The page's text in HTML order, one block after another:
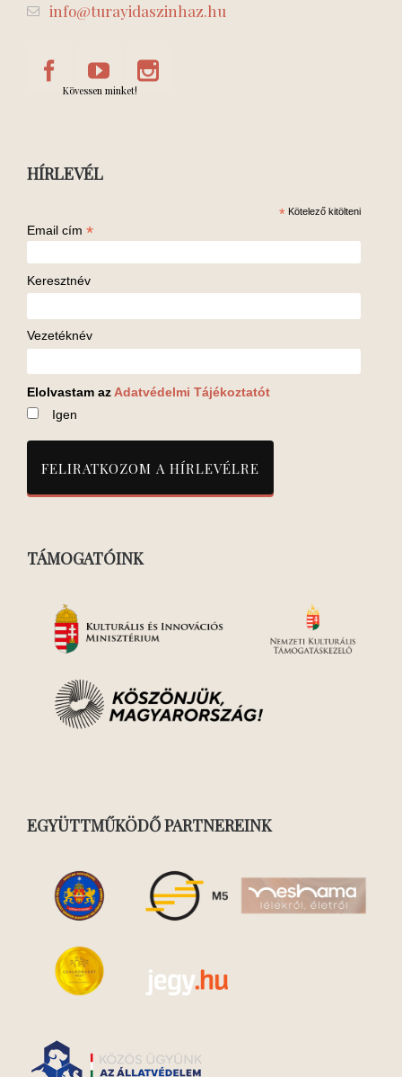
info@turayidaszinhaz.hu
Kövessen minket!
HÍRLEVÉL
* Kötelező kitölteni
Email cím *
Keresztnév
Vezetéknév
Elolvastam az Adatvédelmi Tájékoztatót
Igen
TÁMOGATÓINK
EGYÜTTMŰKÖDŐ PARTNEREINK